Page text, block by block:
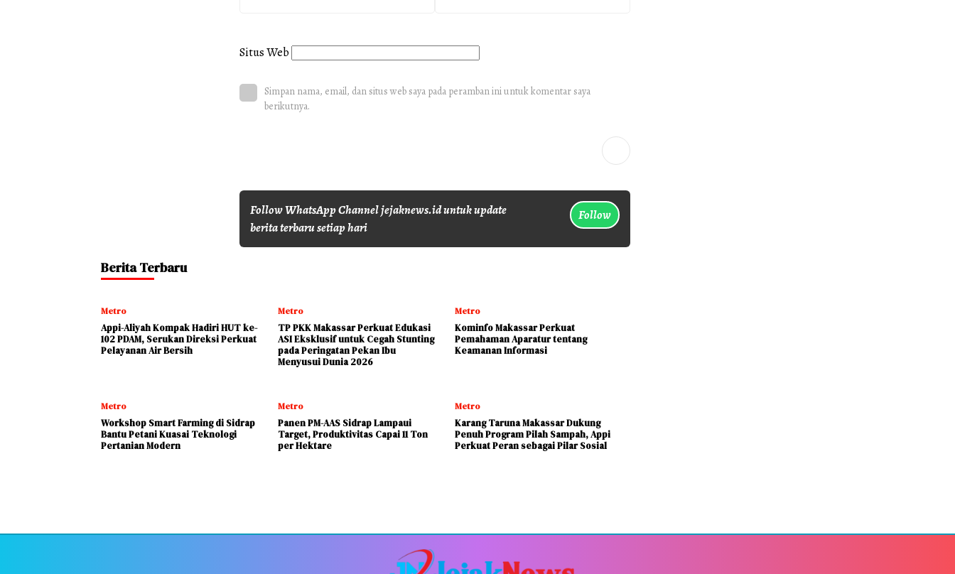
Situs Web
Simpan nama, email, dan situs web saya pada peramban ini untuk komentar saya
berikutnya.
Follow WhatsApp Channel jejaknews.id untuk update
berita terbaru setiap hari
Follow
Berita Terbaru
Metro
Appi-Aliyah Kompak Hadiri HUT ke-
102 PDAM, Serukan Direksi Perkuat
Pelayanan Air Bersih
Metro
TP PKK Makassar Perkuat Edukasi
ASI Eksklusif untuk Cegah Stunting
pada Peringatan Pekan Ibu
Menyusui Dunia 2026
Metro
Kominfo Makassar Perkuat
Pemahaman Aparatur tentang
Keamanan Informasi
Metro
Workshop Smart Farming di Sidrap
Bantu Petani Kuasai Teknologi
Pertanian Modern
Metro
Panen PM-AAS Sidrap Lampaui
Target, Produktivitas Capai 11 Ton
per Hektare
Metro
Karang Taruna Makassar Dukung
Penuh Program Pilah Sampah, Appi
Perkuat Peran sebagai Pilar Sosial